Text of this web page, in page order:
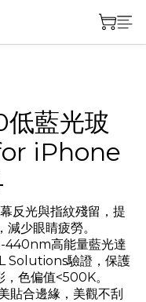
藍光玻
iPhone
反光與指紋殘留，提
少眼睛疲勞。
440nm高能量藍光達
Solutions驗證，保護
色偏值<500K。
貼合邊緣，美觀不刮